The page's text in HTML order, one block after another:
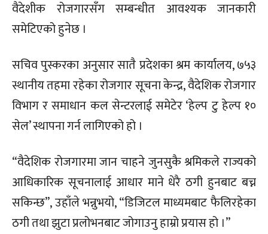
वैदेशीक रोजगारसँग सम्बन्धीत आवश्यक जानकारी
समेटिएको हुनेछ ।
सचिव पुस्करका अनुसार सातै प्रदेशका श्रम कार्यालय, ७५३
स्थानीय तहमा रहेका रोजगार सूचना केन्द्र, वैदेशिक रोजगार
विभाग र समाधान कल सेन्टरलाई समेटेर ‘हेल्प टु हेल्प १०
सेल’ स्थापना गर्न लागिएको हो ।
“वैदेशिक रोजगारमा जान चाहने जुनसुकै श्रमिकले राज्यको
आधिकारिक सूचनालाई आधार माने धेरै ठगी हुनबाट बच्न
सकिन्छ”, उहाँले भन्नुभयो, “डिजिटल माध्यमबाट फैलिरहेका
ठगी तथा झुटा प्रलोभनबाट जोगाउनु हाम्रो प्रयास हो ।”